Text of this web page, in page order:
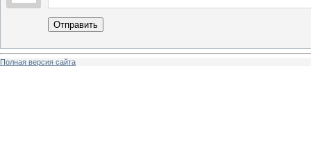
Отправить
Полная версия сайта